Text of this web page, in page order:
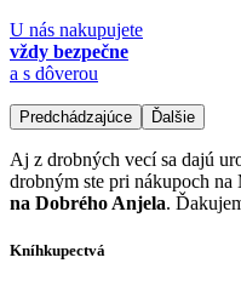
U nás nakupujete
vždy bezpečne
a s dôverou
Predchádzajúce Ďalšie
Aj z drobných vecí sa dajú
drobným ste pri nákupoch na
na Dobrého Anjela.
Kníhkupectvá